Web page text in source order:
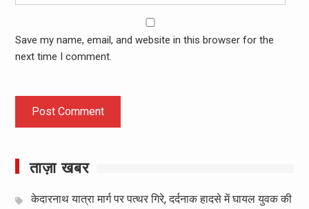
Save my name, email, and website in this browser for the
next time I comment.
ताज़ा खबर
केदारनाथ यात्रा मार्ग पर पत्थर गिरे, दर्दनाक हादसे में घायल युवक की